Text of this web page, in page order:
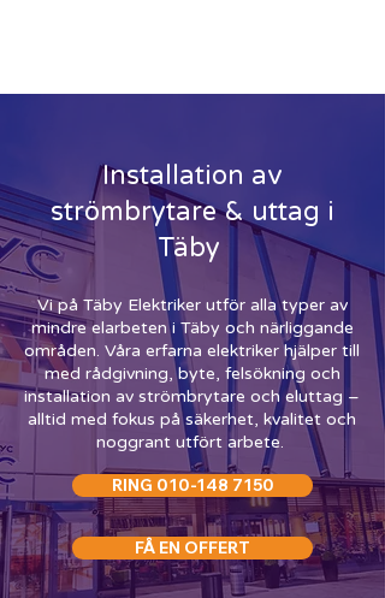
Installation av
strömbrytare & uttag i
Täby
Vi på Täby Elektriker utför alla typer av
mindre elarbeten i Täby och närliggande
områden. Våra erfarna elektriker hjälper till
med rådgivning, byte, felsökning och
installation av strömbrytare och eluttag –
alltid med fokus på säkerhet, kvalitet och
noggrant utfört arbete.
RING 010-148 7150
FÅ EN OFFERT